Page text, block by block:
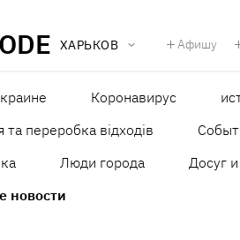
ХАРЬКОВ Афишу
Коронавирус
та переробка відходів
Люди города Досуг
новости